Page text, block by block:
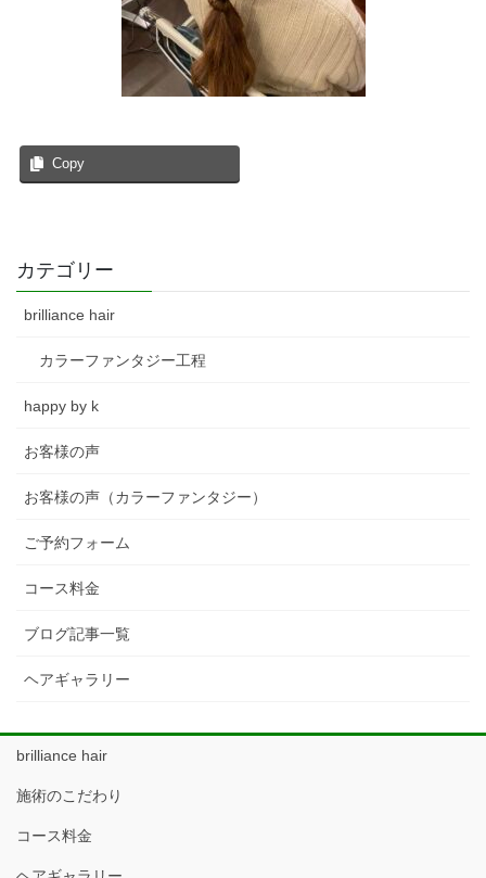
Copy
カテゴリー
brilliance hair
カラーファンタジー工程
happy by k
お客様の声
お客様の声（カラーファンタジー）
ご予約フォーム
コース料金
ブログ記事一覧
ヘアギャラリー
brilliance hair
施術のこだわり
コース料金